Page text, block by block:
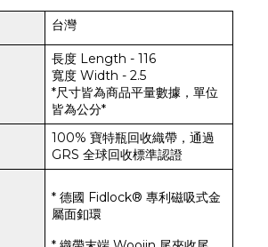
台灣
長度 Length - 116
寬度 Width - 2.5
*尺寸皆為商品平量數據，單位
皆為公分*
100% 寶特瓶回收織帶，通過
GRS 全球回收標準認證
* 德國 Fidlock® 專利磁吸式金
屬面釦環